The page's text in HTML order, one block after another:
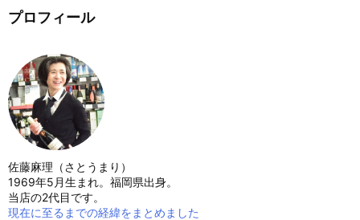
プロフィール
佐藤麻理（さとうまり）
1969年5月生まれ。福岡県出身。
当店の2代目です。
現在に至るまでの経緯をまとめました